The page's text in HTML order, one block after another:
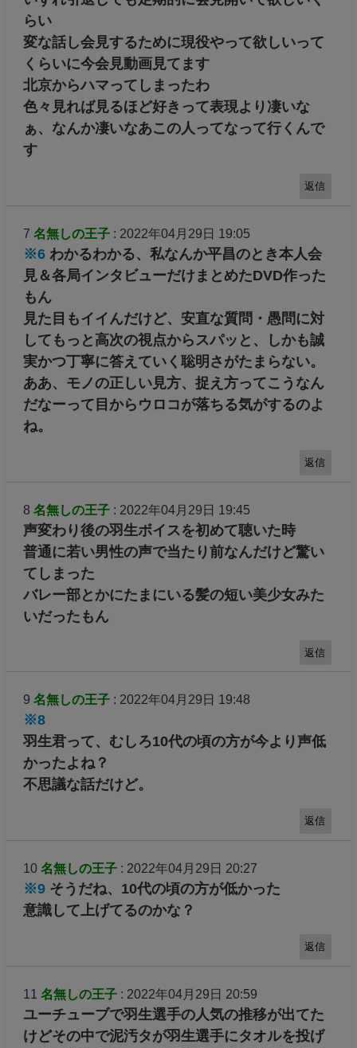
らい
変な話し会見するために現役やって欲しいって
くらいに今会見動画見てます
北京からハマってしまったわ
色々見れば見るほど好きって表現より凄いな
ぁ、なんか凄いなあこの人ってなって行くんで
す
返信
7 名無しの王子: 2022年04月29日 19:05
※6わかるわかる、私なんか平昌のとき本人会
見＆各局インタビューだけまとめたDVD作った
もん
見た目もイイんだけど、安直な質問・愚問に対
してもっと高次の視点からスパッと、しかも誠
実かつ丁寧に答えていく聡明さがたまらない。
ああ、モノの正しい見方、捉え方ってこうなん
だなーって目からウロコが落ちる気がするのよ
ね。
返信
8 名無しの王子: 2022年04月29日 19:45
声変わり後の羽生ボイスを初めて聴いた時
普通に若い男性の声で当たり前なんだけど驚い
てしまった
バレー部とかにたまにいる髪の短い美少女みた
いだったもん
返信
9 名無しの王子: 2022年04月29日 19:48
※8
羽生君って、むしろ10代の頃の方が今より声低
かったよね？
不思議な話だけど。
返信
10 名無しの王子: 2022年04月29日 20:27
※9そうだね、10代の頃の方が低かった
意識して上げてるのかな？
返信
11 名無しの王子: 2022年04月29日 20:59
ユーチューブで羽生選手の人気の推移が出てた
けどその中で泥汚タが羽生選手にタオルを投げ